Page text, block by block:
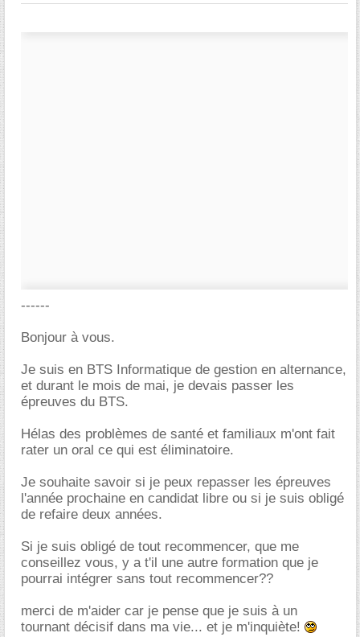
------
Bonjour à vous.
Je suis en BTS Informatique de gestion en alternance,
et durant le mois de mai, je devais passer les
épreuves du BTS.
Hélas des problèmes de santé et familiaux m'ont fait
rater un oral ce qui est éliminatoire.
Je souhaite savoir si je peux repasser les épreuves
l'année prochaine en candidat libre ou si je suis obligé
de refaire deux années.
Si je suis obligé de tout recommencer, que me
conseillez vous, y a t'il une autre formation que je
pourrai intégrer sans tout recommencer??
merci de m'aider car je pense que je suis à un
tournant décisif dans ma vie... et je m'inquiète!